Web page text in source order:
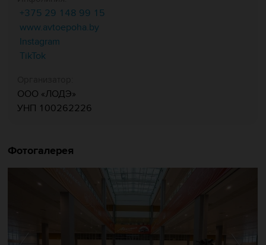
+375 29 148 99 15
www.avtoepoha.by
Instagram
TikTok
ООО «ЛОДЭ»
УНП 100262226
Фотогалерея